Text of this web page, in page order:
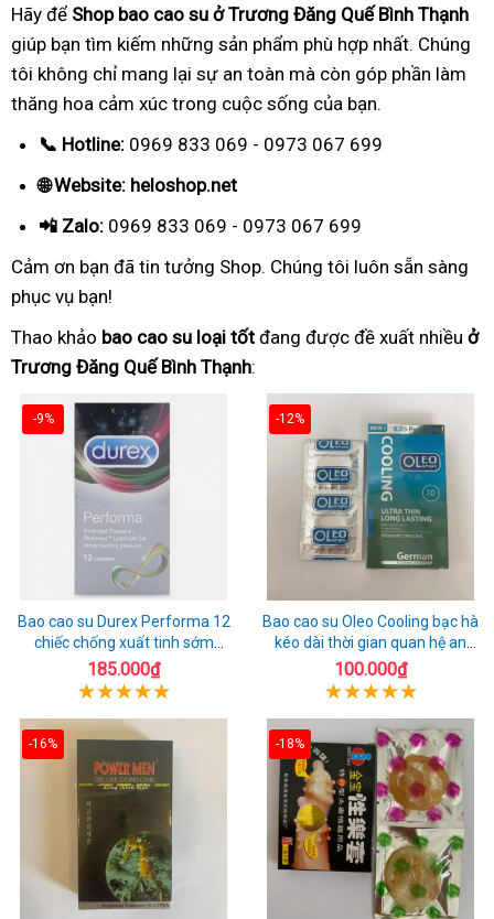
Hãy để Shop bao cao su ở Trương Đăng Quế Bình Thạnh
giúp bạn tìm kiếm những sản phẩm phù hợp nhất. Chúng
tôi không chỉ mang lại sự an toàn mà còn góp phần làm
thăng hoa cảm xúc trong cuộc sống của bạn.
📞 Hotline: 0969 833 069 - 0973 067 699
🌐 Website: heloshop.net
📲 Zalo: 0969 833 069 - 0973 067 699
Cảm ơn bạn đã tin tưởng Shop. Chúng tôi luôn sẵn sàng
phục vụ bạn!
Thao khảo bao cao su loại tốt đang được đề xuất nhiều ở
Trương Đăng Quế Bình Thạnh:
-9%
Bao cao su Durex Performa 12
chiếc chống xuất tinh sớm
chuẩn Thái Lan
185.000₫
-12%
Bao cao su Oleo Cooling bạc hà
kéo dài thời gian quan hệ an
toàn
100.000₫
-16% -18%